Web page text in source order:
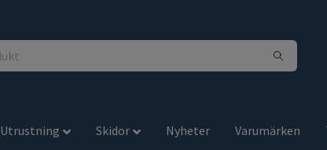
Utrustning Skidor Nyheter Varumärken